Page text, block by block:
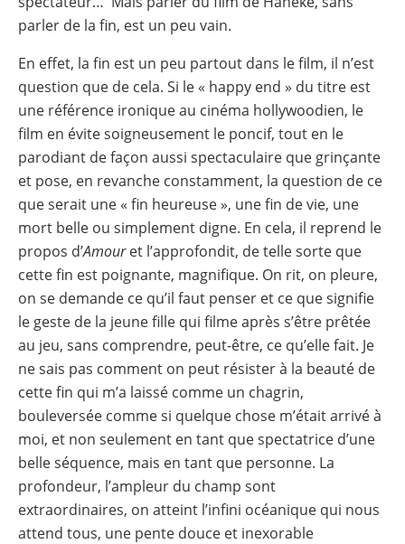
parler de la fin, est un peu vain.
En effet, la fin est un peu partout dans le film, il n’est
question que de cela. Si le « happy end » du titre est
une référence ironique au cinéma hollywoodien, le
film en évite soigneusement le poncif, tout en le
parodiant de façon aussi spectaculaire que grinçante
et pose, en revanche constamment, la question de ce
que serait une « fin heureuse », une fin de vie, une
mort belle ou simplement digne. En cela, il reprend le
propos d’Amouret l’approfondit, de telle sorte que
cette fin est poignante, magnifique. On rit, on pleure,
on se demande ce qu’il faut penser et ce que signifie
le geste de la jeune fille qui filme après s’être prêtée
au jeu, sans comprendre, peut-être, ce qu’elle fait. Je
ne sais pas comment on peut résister à la beauté de
cette fin qui m’a laissé comme un chagrin,
bouleversée comme si quelque chose m’était arrivé à
moi, et non seulement en tant que spectatrice d’une
belle séquence, mais en tant que personne. La
profondeur, l’ampleur du champ sont
extraordinaires, on atteint l’infini océanique qui nous
attend tous, une pente douce et inexorable